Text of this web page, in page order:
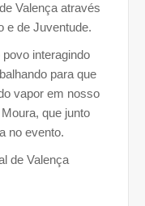
Valença através
e de Juventude.
interagindo
para que
vapor em nosso
que junto
no evento.
de Valença